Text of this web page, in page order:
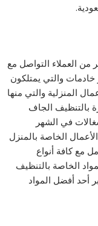
العملاء التواصل مع
والتي يمتلكون
المنزلية والتي منها
بالتنظيف الجاف
في الشهر
الخاصة بالمنزل
مع كافة أنواع
الخاصة بالتنظيف
أحد أفضل المواد